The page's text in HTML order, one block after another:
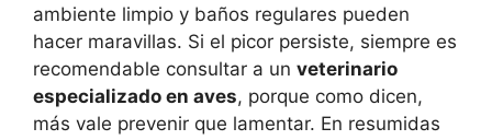
ambiente limpio y baños regulares pueden
hacer maravillas. Si el picor persiste, siempre es
recomendable consultar a un veterinario
especializado en aves, porque como dicen,
más vale prevenir que lamentar. En resumidas